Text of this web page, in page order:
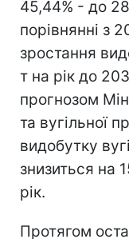
45,44% - до
порівнянні з
зростання
т на рік до
прогнозом
та вугільної
видобутку
знизиться на
рік.
Протягом